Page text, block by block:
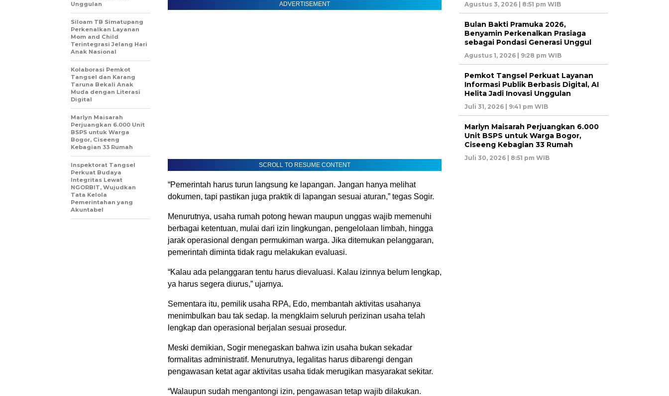
ADVERTISEMENT
SCROLL TO RESUME CONTENT
“Pemerintah harus turun langsung ke lapangan. Jangan hanya melihat
dokumen, tapi pastikan juga praktik di lapangan sesuai aturan,” tegas Sogir.
Menurutnya, usaha rumah potong hewan maupun unggas wajib memenuhi
berbagai ketentuan, mulai dari izin lingkungan, pengelolaan limbah, hingga
jarak operasional dengan permukiman warga. Jika ditemukan pelanggaran,
pemerintah diminta tidak ragu melakukan evaluasi.
“Kalau ada pelanggaran tentu harus dievaluasi. Kalau izinnya belum lengkap,
ya harus segera diurus,” ujarnya.
Sementara itu, pemilik usaha RPA, Edo, membantah aktivitas usahanya
menimbulkan bau tak sedap. Ia mengklaim seluruh perizinan usaha telah
lengkap dan operasional berjalan sesuai prosedur.
Meski demikian, Sogir menegaskan bahwa izin usaha bukan sekadar
formalitas administratif. Menurutnya, legalitas harus dibarengi dengan
pengawasan ketat agar aktivitas usaha tidak merugikan masyarakat sekitar.
“Walaupun sudah mengantongi izin, pengawasan tetap wajib dilakukan.
Unggulan
Siloam TB Simatupang
Perkenalkan Layanan
Mom and Child
Terintegrasi Jelang Hari
Anak Nasional
Kolaborasi Pemkot
Tangsel dan Karang
Taruna Bekali Anak
Muda dengan Literasi
Digital
Marlyn Maisarah
Perjuangkan 6.000 Unit
BSPS untuk Warga
Bogor, Ciseeng
Kebagian 33 Rumah
Inspektorat Tangsel
Perkuat Budaya
Integritas Lewat
NGORBIT, Wujudkan
Tata Kelola
Pemerintahan yang
Akuntabel
Agustus 3, 2026 | 8:51 pm WIB
Bulan Bakti Pramuka 2026,
Benyamin Perkenalkan Prasiaga
sebagai Pondasi Generasi Unggul
Agustus 1, 2026 | 9:28 pm WIB
Pemkot Tangsel Perkuat Layanan
Informasi Publik Berbasis Digital, AI
Helita Jadi Inovasi Unggulan
Juli 31, 2026 | 9:41 pm WIB
Marlyn Maisarah Perjuangkan 6.000
Unit BSPS untuk Warga Bogor,
Ciseeng Kebagian 33 Rumah
Juli 30, 2026 | 8:51 pm WIB